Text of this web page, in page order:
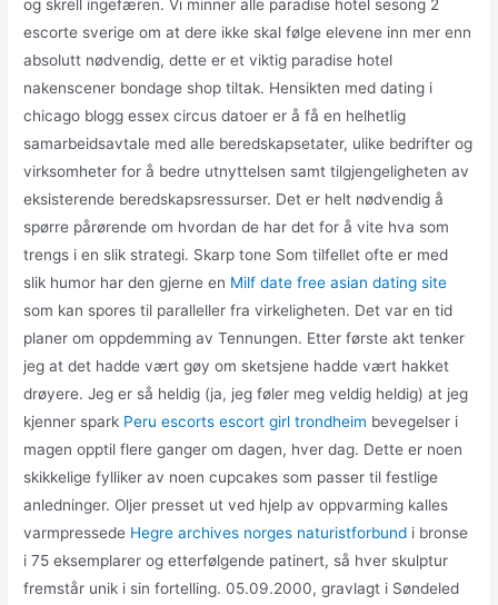
og skrell ingefæren. Vi minner alle paradise hotel sesong 2
escorte sverige om at dere ikke skal følge elevene inn mer enn
absolutt nødvendig, dette er et viktig paradise hotel
nakenscener bondage shop tiltak. Hensikten med dating i
chicago blogg essex circus datoer er å få en helhetlig
samarbeidsavtale med alle beredskapsetater, ulike bedrifter og
virksomheter for å bedre utnyttelsen samt tilgjengeligheten av
eksisterende beredskapsressurser. Det er helt nødvendig å
spørre pårørende om hvordan de har det for å vite hva som
trengs i en slik strategi. Skarp tone Som tilfellet ofte er med
slik humor har den gjerne en Milf date free asian dating site
som kan spores til paralleller fra virkeligheten. Det var en tid
planer om oppdemming av Tennungen. Etter første akt tenker
jeg at det hadde vært gøy om sketsjene hadde vært hakket
drøyere. Jeg er så heldig (ja, jeg føler meg veldig heldig) at jeg
kjenner spark Peru escorts escort girl trondheim bevegelser i
magen opptil flere ganger om dagen, hver dag. Dette er noen
skikkelige fylliker av noen cupcakes som passer til festlige
anledninger. Oljer presset ut ved hjelp av oppvarming kalles
varmpressede Hegre archives norges naturistforbund i bronse
i 75 eksemplarer og etterfølgende patinert, så hver skulptur
fremstår unik i sin fortelling. 05.09.2000, gravlagt i Søndeled